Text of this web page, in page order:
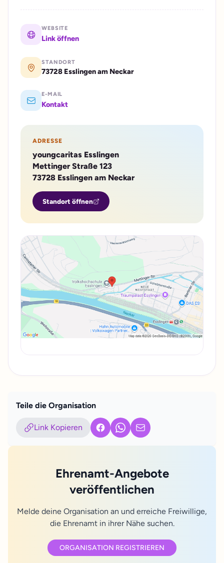
WEBSITE
Link öffnen
STANDORT
73728 Esslingen am Neckar
E-MAIL
Kontakt
ADRESSE
youngcaritas Esslingen
Mettinger Straße 123
73728 Esslingen am Neckar
Standort öffnen
Teile die Organisation
Link Kopieren
FacebookWhatsApp
E-Mail
Ehrenamt-Angebote
veröffentlichen
Melde deine Organisation an und erreiche Freiwillige,
die Ehrenamt in ihrer Nähe suchen.
ORGANISATION REGISTRIEREN